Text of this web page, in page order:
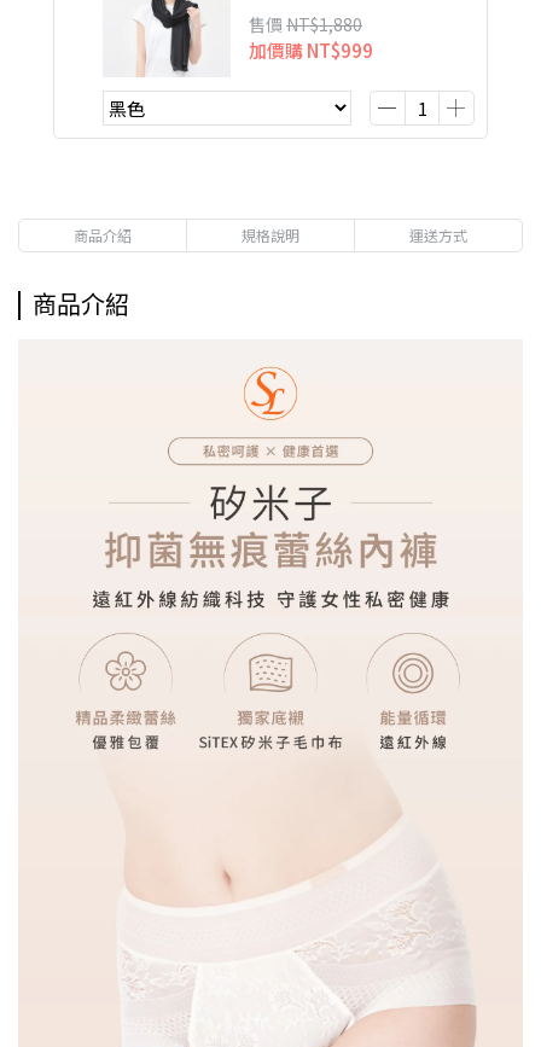
售價 NT$1,880
加價購NT$999
商品介紹 規格說明 運送方式
商品介紹